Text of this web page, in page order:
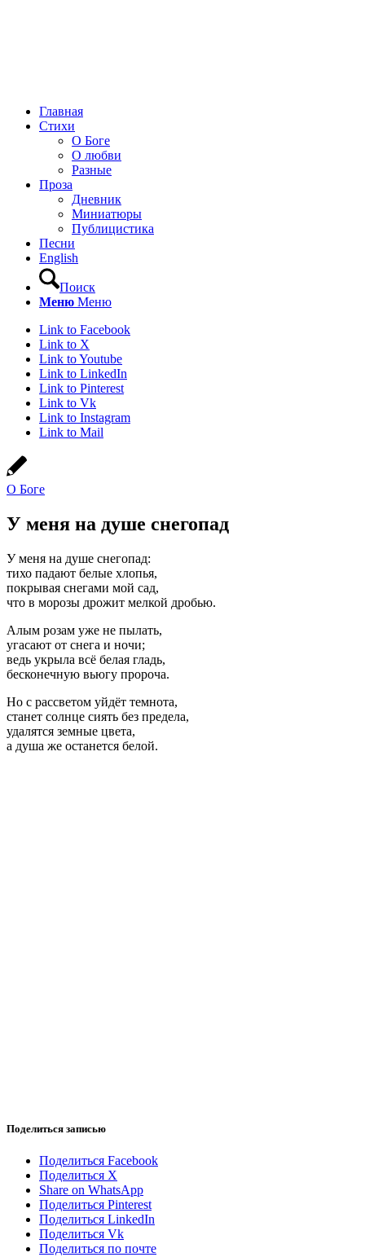
Главная
Стихи
О Боге
О любви
Разные
Проза
Дневник
Миниатюры
Публицистика
Песни
English
Поиск
Меню Меню
Link to Facebook
Link to X
Link to Youtube
Link to LinkedIn
Link to Pinterest
Link to Vk
Link to Instagram
Link to Mail
О Боге
У меня на душе снегопад
У меня на душе снегопад:
тихо падают белые хлопья,
покрывая снегами мой сад,
что в морозы дрожит мелкой дробью.
Алым розам уже не пылать,
угасают от снега и ночи;
ведь укрыла всё белая гладь,
бесконечную вьюгу пророча.
Но с рассветом уйдёт темнота,
станет солнце сиять без предела,
удалятся земные цвета,
а душа же останется белой.
Поделиться записью
Поделиться Facebook
Поделиться X
Share on WhatsApp
Поделиться Pinterest
Поделиться LinkedIn
Поделиться Vk
Поделиться по почте